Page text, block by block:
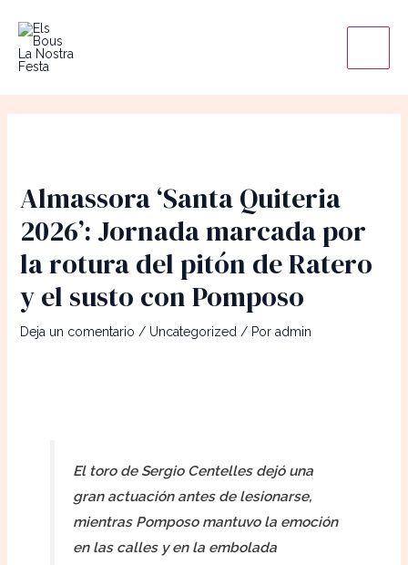
contenido
Almassora ‘Santa Quiteria
2026’: Jornada marcada por
la rotura del pitón de Ratero
y el susto con Pomposo
Deja un comentario / Uncategorized / Por admin
El toro de Sergio Centelles dejó una
gran actuación antes de lesionarse,
mientras Pomposo mantuvo la emoción
en las calles y en la embolada